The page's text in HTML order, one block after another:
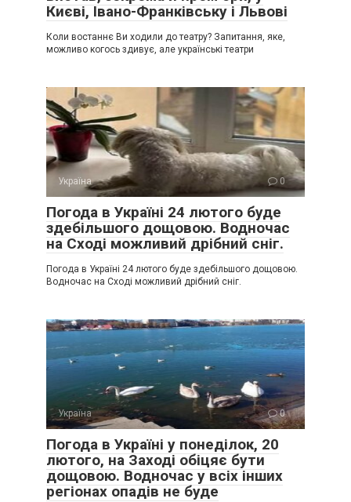
Києві, Івано-Франківську і Львові
Коли востаннє Ви ходили до театру? Запитання, яке,
можливо когось здивує, але українські театри
Україна 0
Погода в Україні 24 лютого буде
здебільшого дощовою. Водночас
на Сході можливий дрібний сніг.
Погода в Україні 24 лютого буде здебільшого дощовою.
Водночас на Сході можливий дрібний сніг.
Україна 0
Погода в Україні у понеділок, 20
лютого, на Заході обіцяє бути
дощовою. Водночас у всіх інших
регіонах опадів не буде